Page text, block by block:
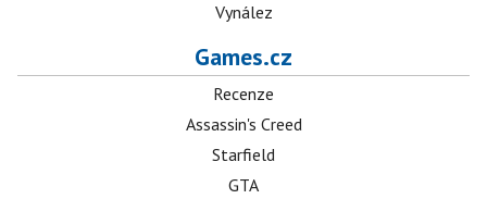
Vynález
Games.cz
Recenze
Assassin's Creed
Starfield
GTA